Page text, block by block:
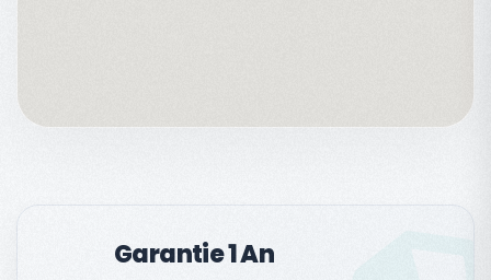
Garantie 1 An